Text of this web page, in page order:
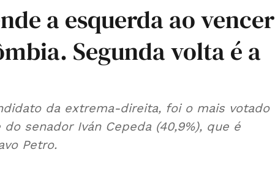
a esquerda ao vencer
Segunda volta é a
da extrema-direita, foi o mais votado
senador Iván Cepeda (40,9%), que é
Petro.